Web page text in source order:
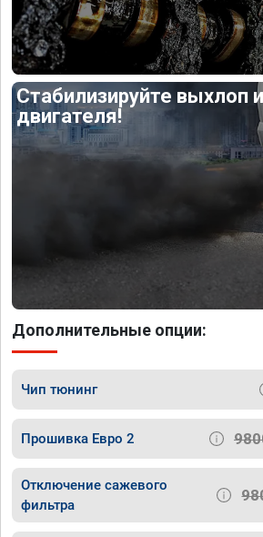
Стабилизируйте выхлоп
двигателя!
Дополнительные опции:
Чип тюнинг
Прошивка Евро 2
Отключение сажевого
фильтра